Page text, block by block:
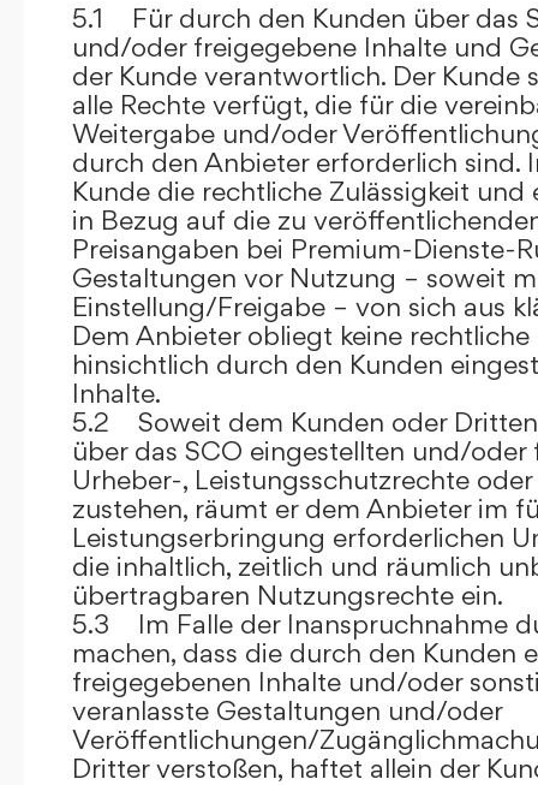
5.1 Für durch den Kunden über das
und/oder freigegebene Inhalte und
der Kunde verantwortlich. Der Kunde
alle Rechte verfügt, die für die
Weitergabe und/oder
durch den Anbieter erforderlich sind.
Kunde die rechtliche Zulässigkeit
in Bezug auf die zu
Preisangaben bei Premium-Dienste-
Gestaltungen vor Nutzung – soweit
Einstellung/Freigabe – von sich aus
Dem Anbieter obliegt keine
hinsichtlich durch den Kunden
Inhalte.
5.2 Soweit dem Kunden oder
über das SCO eingestellten und/
Urheber-, Leistungsschutzrechte
zustehen, räumt er dem Anbieter im
Leistungserbringung erforderlichen
die inhaltlich, zeitlich und räumlich
übertragbaren Nutzungsrechte ein.
5.3 Im Falle der Inanspruchnahme
machen, dass die durch den Kunden
freigegebenen Inhalte und/oder
veranlasste Gestaltungen und/oder
Veröffentlichungen/
Dritter verstoßen, haftet allein der